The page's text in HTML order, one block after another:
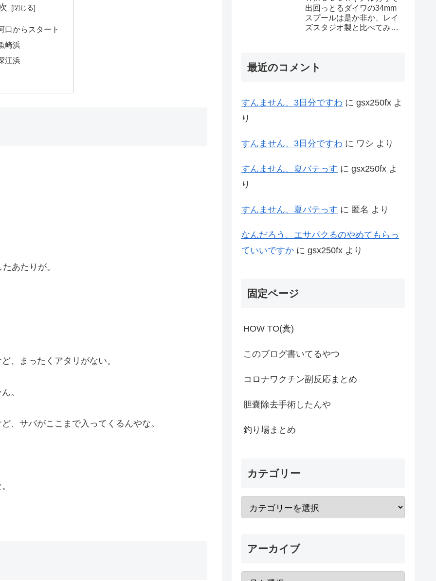
口からスタート
崎浜
江浜
あたりが。
、まったくアタリがない。
。
、サバがここまで入ってくるんやな。
出回っとるダイワの34mm
スプールは是か非か、レイ
ズスタジオ製と比べてみた
最近のコメント
すんません、3日分ですわ に gsx250fx よ
り
すんません、3日分ですわ に ワシ より
すんません、夏バテっす に gsx250fx よ
り
すんません、夏バテっす に 匿名 より
なんだろう、エサパクるのやめてもらっ
ていいですか に gsx250fx より
固定ページ
HOW TO(糞)
このブログ書いてるやつ
コロナワクチン副反応まとめ
胆嚢除去手術したんや
釣り場まとめ
カテゴリー
アーカイブ